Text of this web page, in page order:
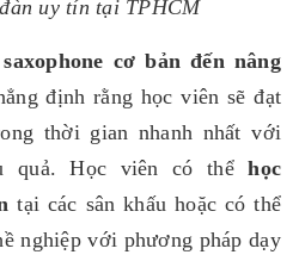
uy tín tại TPHCM
cơ bản đến nâng
định rằng học viên sẽ đạt
thời gian nhanh nhất với
quả. Học viên có thểhọc
tại các sân khấu hoặc có thể
nghiệp với phương pháp dạy